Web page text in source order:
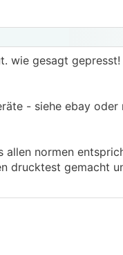
wie gesagt
- siehe ebay
normen
drucktest gemacht